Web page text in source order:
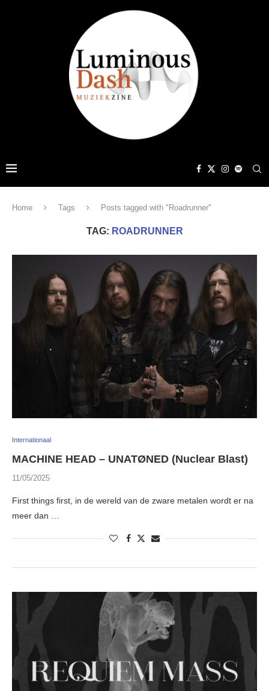
Home Tags Posts tagged with "Roadrunner"
TAG: ROADRUNNER
Internationaal
MACHINE HEAD – UNATØNED (Nuclear Blast)
11/05/2025
First things first, in de wereld van de zware metalen wordt er na
meer dan …